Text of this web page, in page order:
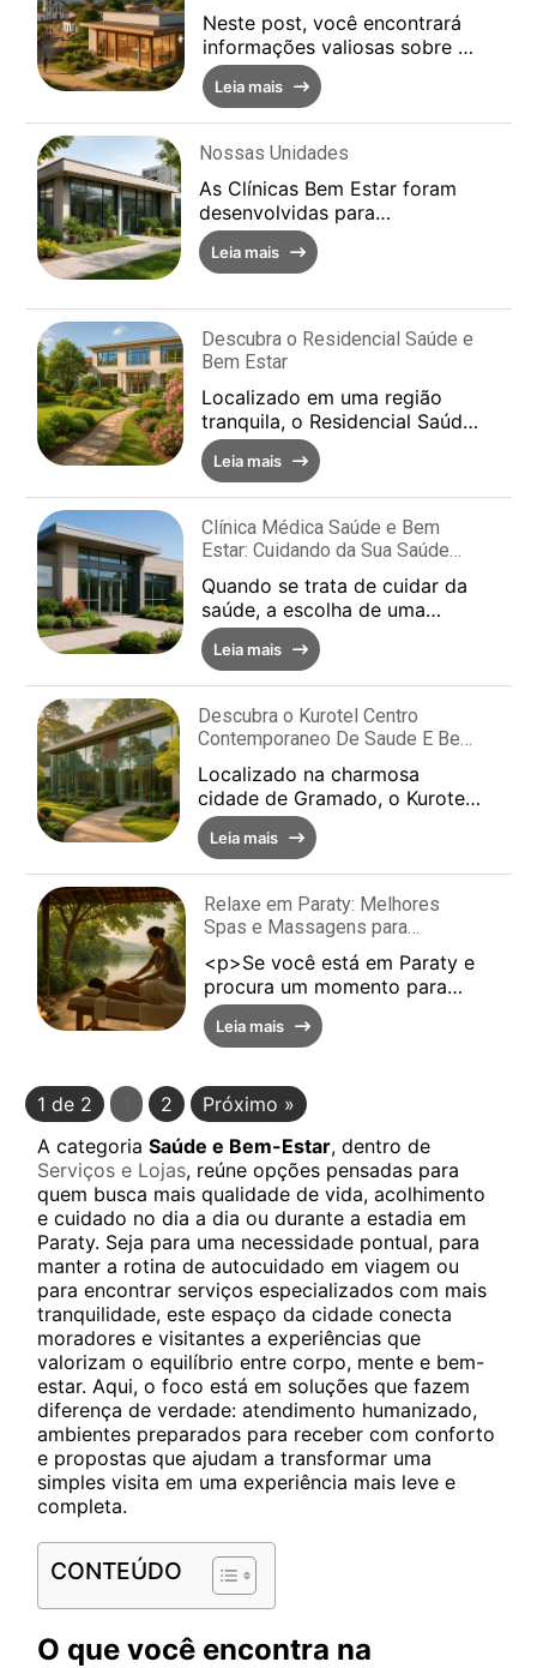
Neste post, você encontrará
informações valiosas sobre as
clínicas e consultórios de
saúde disponíveis em Paraty,
RJ. Nossa proposta...
Leia mais
Nossas Unidades
As Clínicas Bem Estar foram
desenvolvidas para
proporcionar um ambiente
acolhedor e de qualidade aos
comprom...
Leia mais
Descubra o Residencial Saúde e
Bem Estar
Localizado em uma região
tranquila, o Residencial Saúde
e Bem Estar é um espaço ideal
para quem busca qualidade de
vida e conforto. ...
Leia mais
Clínica Médica Saúde e Bem
Estar: Cuidando da Sua Saúde
com Excelência
Quando se trata de cuidar da
saúde, a escolha de uma
clínica médica de qualidade é
fundamental. A Clínica Médica
Saúde e Bem Estar s...
Leia mais
Descubra o Kurotel Centro
Contemporaneo De Saude E Bem
Estar
Localizado na charmosa
cidade de Gramado, o Kurotel
Centro Contemporaneo De
Saude E Bem Estar é um
refúgio ideal para aqueles que
bu...
Leia mais
Relaxe em Paraty: Melhores
Spas e Massagens para
Revitalizar o Corpo e a Mente
<p>Se você está em Paraty e
procura um momento para
relaxar e recarregar suas
energias, os spas e
oferecem...
Leia mais
1 de 2 2
Próximo »
A categoria Saúde e Bem-Estar, dentro de
Serviços e Lojas, reúne opções pensadas para
quem busca mais qualidade de vida, acolhimento
e cuidado no dia a dia ou durante a estadia em
Paraty. Seja para uma necessidade pontual, para
manter a rotina de autocuidado em viagem ou
para encontrar serviços especializados com mais
tranquilidade, este espaço da cidade conecta
moradores e visitantes a experiências que
valorizam o equilíbrio entre corpo, mente e bem-
estar. Aqui, o foco está em soluções que fazem
diferença de verdade: atendimento humanizado,
ambientes preparados para receber com conforto
e propostas que ajudam a transformar uma
simples visita em uma experiência mais leve e
completa.
CONTEÚDO
O que você encontra na